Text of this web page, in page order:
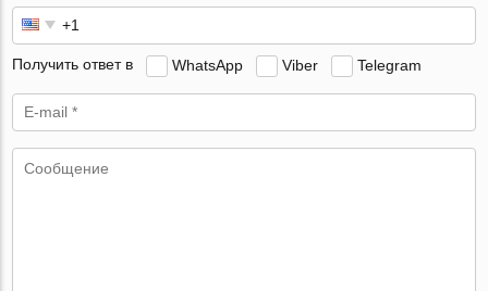
Получить ответ в WhatsApp Viber Telegram